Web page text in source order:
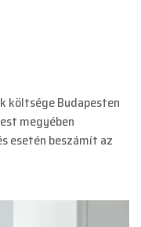
költsége Budapesten
megyében
esetén beszámít az